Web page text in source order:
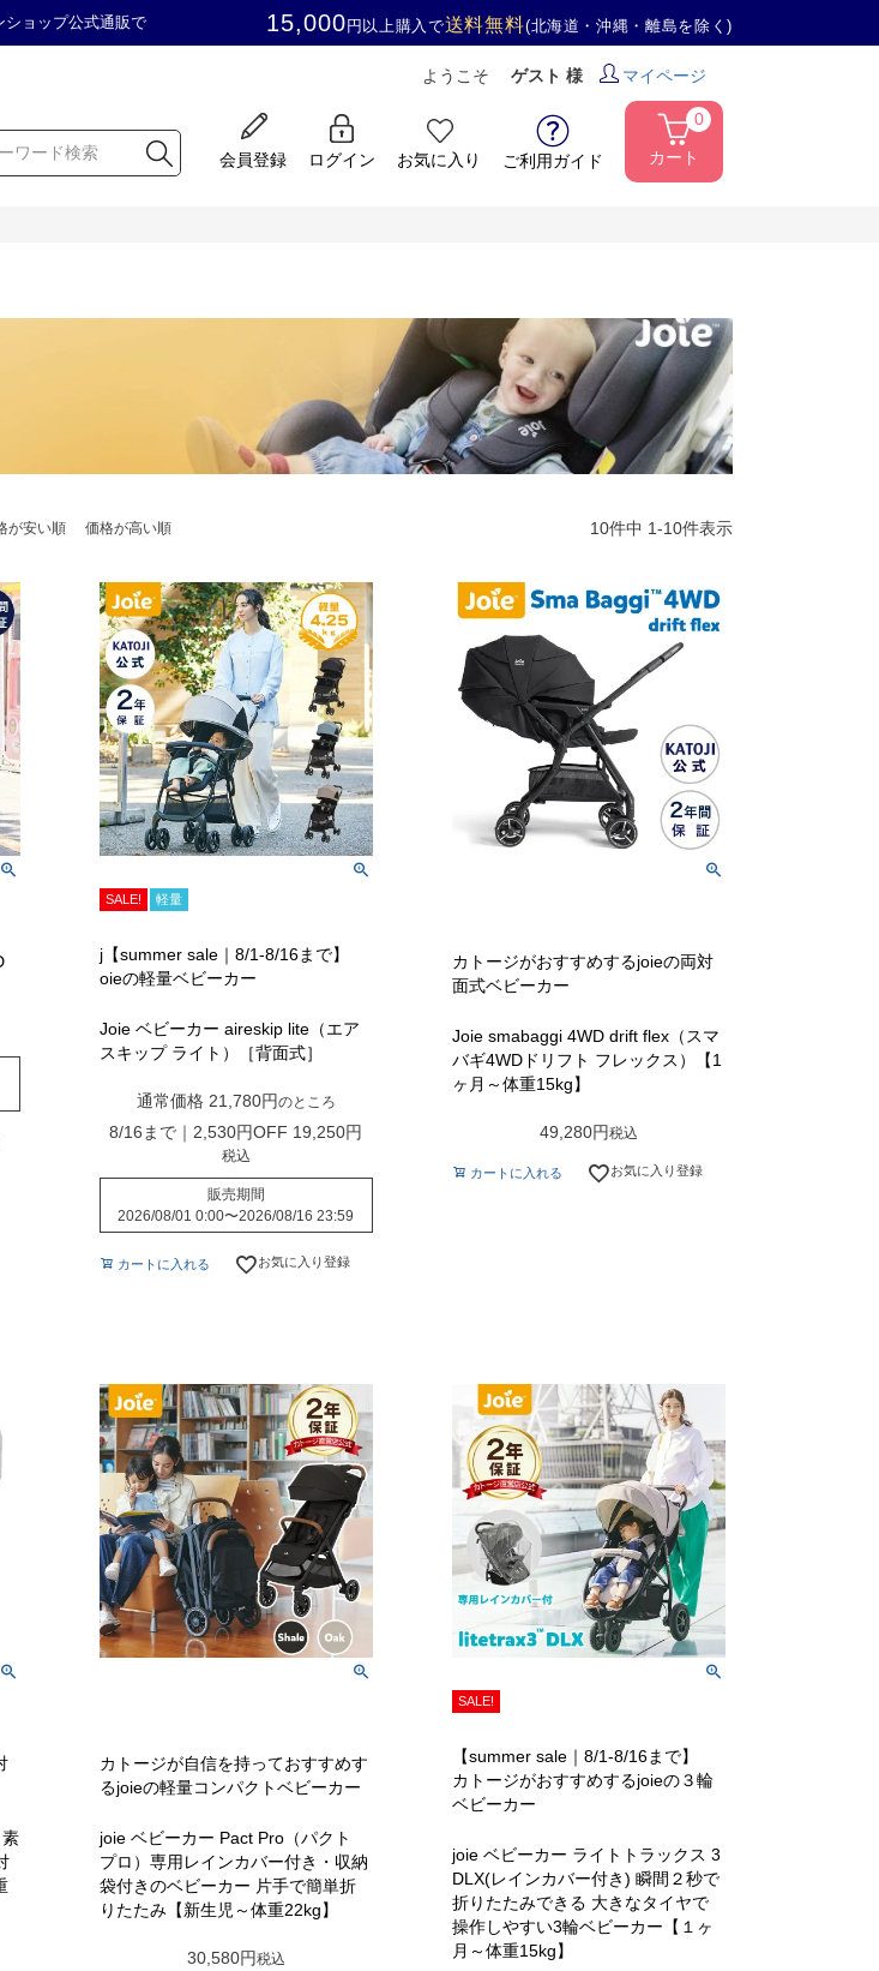
ショップ公式通販で 15,000 円以上購入で送料無料(北海道・沖縄・離島を除く)
ようこそ ゲスト 様 マイページ
会員登録 ログイン お気に入り ご利用ガイド カート
0
が安い順 価格が高い順 10件中 1-10件表示
SALE! 軽量
j【summer sale｜8/1-8/16まで】
oieの軽量ベビーカー
Joie ベビーカー aireskip lite（エア
スキップ ライト）［背面式］
通常価格 21,780 のところ
8/16まで｜2,530円OFF 19,250
税込
販売期間
2026/08/01 0:00〜2026/08/16 23:59
カートに入れる お気に入り登録
カトージがおすすめするjoieの両対
面式ベビーカー
Joie smabaggi 4WD drift flex（スマ
バギ4WDドリフト フレックス）【1
ヶ月～体重15kg】
49,280 税込
カートに入れる お気に入り登録
カトージが自信を持っておすすめす
るjoieの軽量コンパクトベビーカー
joie ベビーカー Pact Pro（パクト
プロ）専用レインカバー付き・収納
袋付きのベビーカー 片手で簡単折
りたたみ【新生児～体重22kg】
30,580 税込
SALE!
【summer sale｜8/1-8/16まで】
カトージがおすすめするjoieの３輪
ベビーカー
joie ベビーカー ライトトラックス 3
DLX(レインカバー付き) 瞬間２秒で
折りたたみできる 大きなタイヤで
操作しやすい3輪ベビーカー【１ヶ
月～体重15kg】